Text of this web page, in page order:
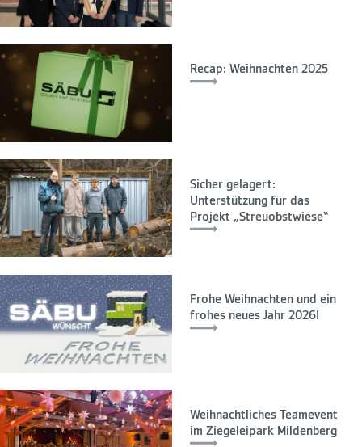
Recap: Weihnachten 2025
Sicher gelagert:
Unterstützung für das
Projekt „Streuobstwiese“
Frohe Weihnachten und ein
frohes neues Jahr 2026!
Weihnachtliches Teamevent
im Ziegeleipark Mildenberg